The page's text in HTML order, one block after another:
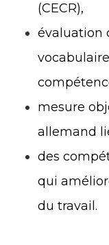
(CECR),
évaluation
mesure
allemand
des
qui
du travail.